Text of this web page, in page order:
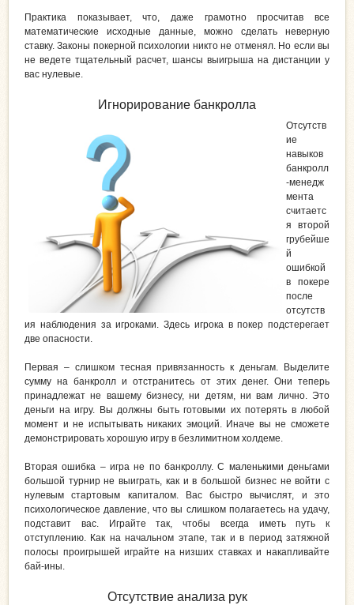
Практика показывает, что, даже грамотно просчитав все
математические исходные данные, можно сделать неверную
ставку. Законы покерной психологии никто не отменял. Но если вы
не ведете тщательный расчет, шансы выигрыша на дистанции у
вас нулевые.
Игнорирование банкролла
Отсутств
ие
навыков
банкролл
-менедж
мента
считаетс
я второй
грубейше
й
ошибкой
в покере
после
отсутств
ия наблюдения за игроками. Здесь игрока в покер подстерегает
две опасности.
Первая – слишком тесная привязанность к деньгам. Выделите
сумму на банкролл и отстранитесь от этих денег. Они теперь
принадлежат не вашему бизнесу, ни детям, ни вам лично. Это
деньги на игру. Вы должны быть готовыми их потерять в любой
момент и не испытывать никаких эмоций. Иначе вы не сможете
демонстрировать хорошую игру в безлимитном холдеме.
Вторая ошибка – игра не по банкроллу. С маленькими деньгами
большой турнир не выиграть, как и в большой бизнес не войти с
нулевым стартовым капиталом. Вас быстро вычислят, и это
психологическое давление, что вы слишком полагаетесь на удачу,
подставит вас. Играйте так, чтобы всегда иметь путь к
отступлению. Как на начальном этапе, так и в период затяжной
полосы проигрышей играйте на низших ставках и накапливайте
бай-ины.
Отсутствие анализа рук